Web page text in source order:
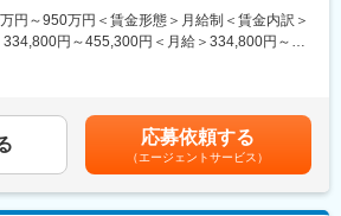
よる提案営業も行います。
るマーケットである神奈川、東京での営業活
が一定あり、ニーズに沿った提案が可能！
円～950万円＜賃金形態＞月給制＜賃金内訳＞
334,800円～455,300円＜月給＞334,800円～
時間／月の残業代込での金額となります。賃
安の金額であり、選考を通じて上下する可能性
月額)は固定手当を含めた表記です。
応募依頼する
（エージェントサービス）